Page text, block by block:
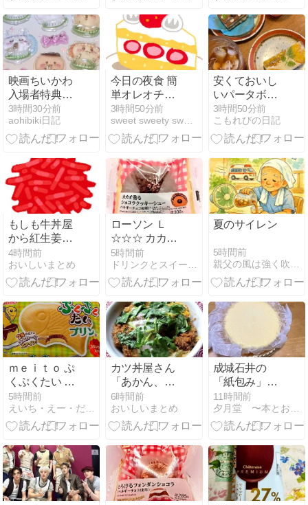
映画ちいかわ
入場者特典の
ボンボンドロ
ップシール
3時間30分前
aohibiki日記
今日の夜食 簡
単オレオチー
ズケーキ作る
編🖤🤍#shorts
#asmr #food #
3時間50分前
sweet sweety sweets | スイーツの作り方
安くておいし
いパータボン
ブ＠高松
3時間50分前
こもれびの日記
もしも牛丼屋
から紅生姜が
なくなったら
4時間前
おいしいまとめ
ローソン Ｌ
☆☆☆ カカオ
香るショコラ
クッキーシュ
ー(ベルギーチ
5時間前
夏のサイレン
5時間前
ｍｅｉｔｏ ぷ
くぷくたい プ
リン＋ぷくぷ
くたい いちご
5時間前
えいち・えー・だぶるぴー・わい life
カツ丼屋さん
「あかん、カ
ツ丼が美味し
すぎる……せ
や！」
6時間前
おいしいまとめ
成城石井の
「紙包み」シ
チリアレモン
とマスカルポ
ーネのベイク
キ
11時間前